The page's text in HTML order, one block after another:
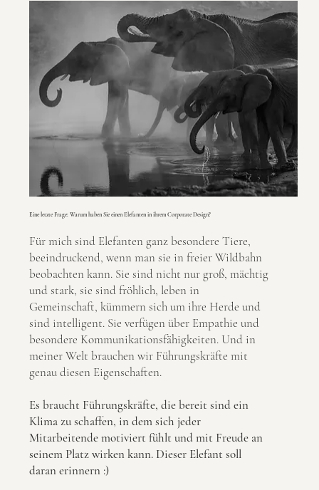
Eine letzte Frage: Warum haben Sie einen Elefanten in ihrem Corporate Design?
Für mich sind Elefanten ganz besondere Tiere,
beeindruckend, wenn man sie in freier Wildbahn
beobachten kann. Sie sind nicht nur groß, mächtig
und stark, sie sind fröhlich, leben in
Gemeinschaft, kümmern sich um ihre Herde und
sind intelligent. Sie verfügen über Empathie und
besondere Kommunikationsfähigkeiten. Und in
meiner Welt brauchen wir Führungskräfte mit
genau diesen Eigenschaften.
Es braucht Führungskräfte, die bereit sind ein
Klima zu schaffen, in dem sich jeder
Mitarbeitende motiviert fühlt und mit Freude an
seinem Platz wirken kann. Dieser Elefant soll
daran erinnern :)